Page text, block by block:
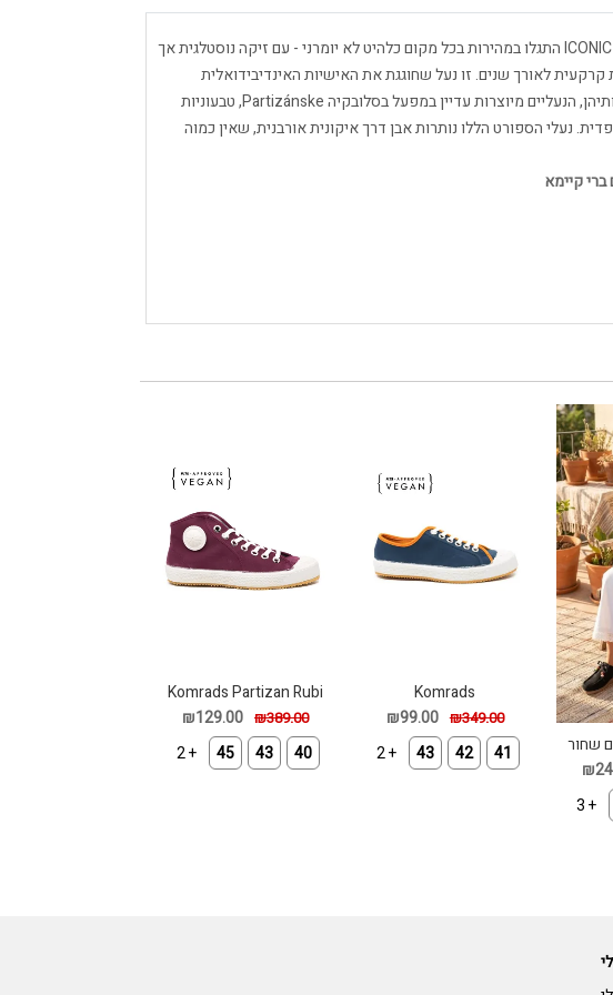
komrads הסניקרס הסובייטיות של ICONIC התגלו במהירות בכל מקום כלהיט לא יומרני - עם זיקה נוסטלגית אך
קרקעית לאורך שנים. זו נעל שחוגגת את האישיות האינדיבידואלית
ושמחה. כשמירה על נאמנות למקורותיהן, הנעליים מיוצרות עדיין במפעל בסלובקיה Partizánske, טבעוניות
נעלי הספורט הללו נותרות אבן דרך איקונית אורבנית, שאין כמוה
שחור
+ 3
Komrads
Spartak_Steelblue
₪349.00
₪99.00
41
42
43
+ 2
Komrads Partizan Rubi
₪389.00
₪129.00
40
43
45
+ 2